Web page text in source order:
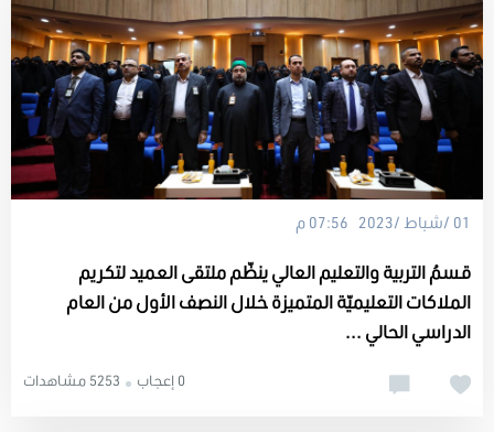
01 /شباط /2023 07:56 م
قسمُ التربية والتعليم العالي ينظّم ملتقى العميد لتكريم
الملاكات التعليميّة المتميزة خلال النصف الأول من العام
الدراسي الحالي ...
5253 مشاهدات 0 إعجاب